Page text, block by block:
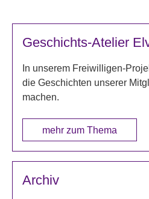
Geschichts-Atelier
In unserem Freiwilligen-
die Geschichten unserer
machen.
mehr zum Thema
Archiv